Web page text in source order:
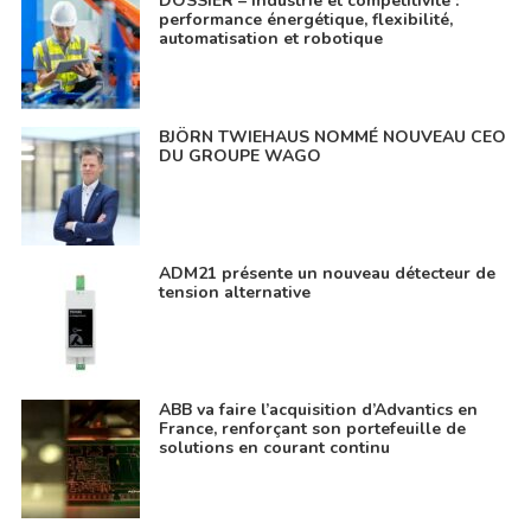
performance énergétique, flexibilité,
automatisation et robotique
BJÖRN TWIEHAUS NOMMÉ NOUVEAU CEO
DU GROUPE WAGO
ADM21 présente un nouveau détecteur de
tension alternative
ABB va faire l’acquisition d’Advantics en
France, renforçant son portefeuille de
solutions en courant continu